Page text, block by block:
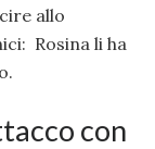
allo
Rosina li ha
con